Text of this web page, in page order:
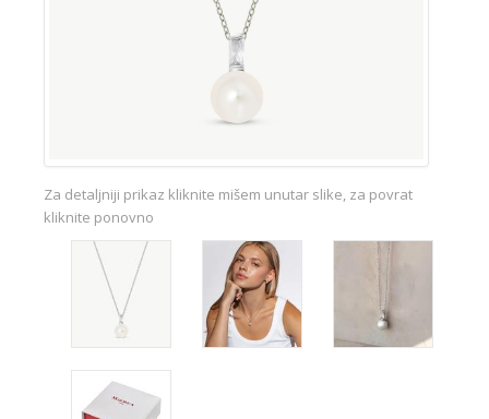
Za detaljniji prikaz kliknite mišem unutar slike, za povrat
kliknite ponovno